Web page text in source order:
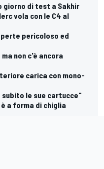
giorno di test a Sakhir
vola con le C4 al
pericoloso ed
non c'è ancora
carica con mono-
subito le sue cartucce"
è a forma di chiglia